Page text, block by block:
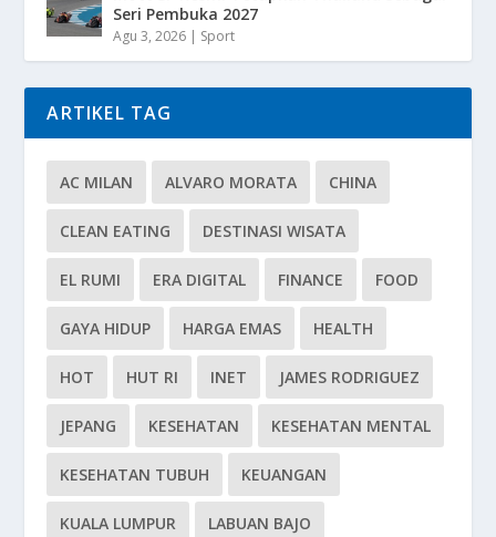
Seri Pembuka 2027
Agu 3, 2026 | Sport
ARTIKEL TAG
AC MILAN ALVARO MORATA CHINA
CLEAN EATING DESTINASI WISATA
EL RUMI ERA DIGITAL FINANCE FOOD
GAYA HIDUP HARGA EMAS HEALTH
HOT HUT RI INET JAMES RODRIGUEZ
JEPANG KESEHATAN KESEHATAN MENTAL
KESEHATAN TUBUH KEUANGAN
KUALA LUMPUR LABUAN BAJO